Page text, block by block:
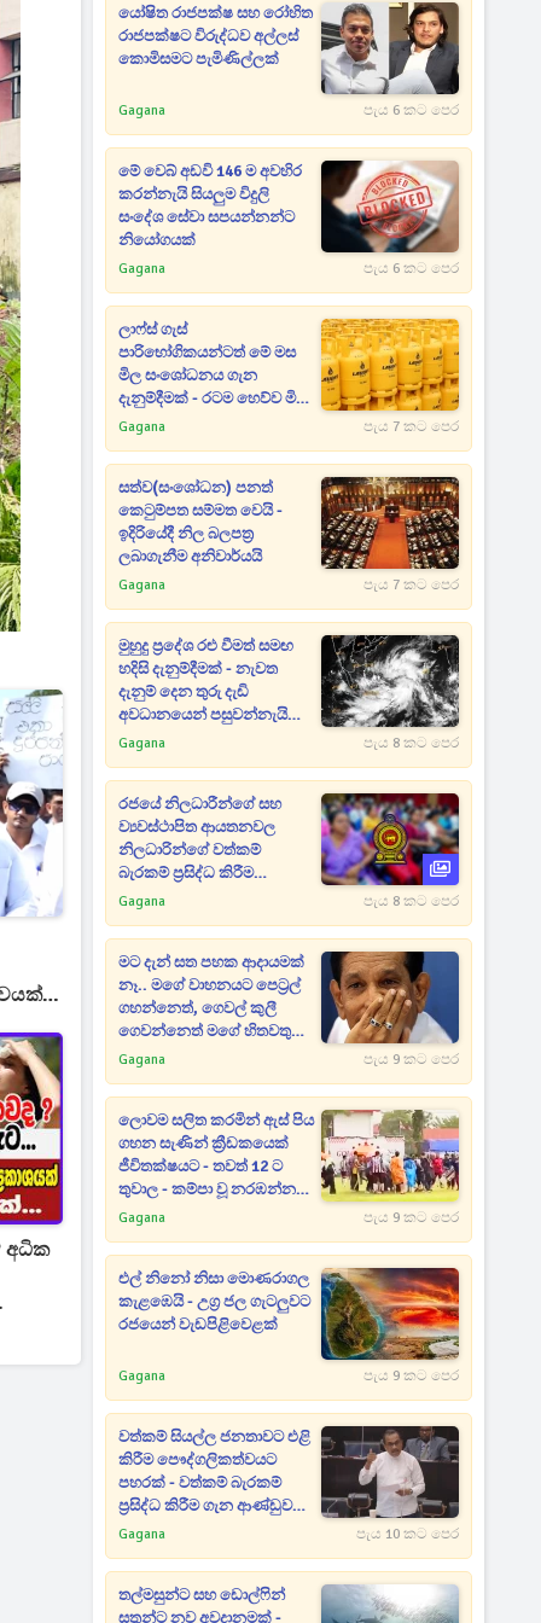
-
අධික
යෝෂිත රාජපක්ෂ සහ රෝහිත
රාජපක්ෂට විරුද්ධව අල්ලස්
කොමිසමට පැමිණිල්ලක්
Gagana පැය 6 කට පෙර
මේ වෙබ් අඩවි 146 ම අවහිර
කරන්නැයි සියලුම විදුලි
සංදේශ සේවා සපයන්නන්ට
නියෝගයක්
Gagana පැය 6 කට පෙර
ලාෆ්ස් ගැස්
පාරිභෝගිකයන්ටත් මේ මස
මිල සංශෝධනය ගැන
දැනුම්දීමක් - රටම හෙව්ව මිල
ගණන් මෙන්න
Gagana පැය 7 කට පෙර
සත්ව(සංශෝධන) පනත්
කෙටුම්පත සම්මත වෙයි -
ඉදිරියේදී නිල බලපත්‍ර
ලබාගැනීම අනිවාර්යයි
Gagana පැය 7 කට පෙර
මුහුදු ප්‍රදේශ රළු වීමත් සමඟ
හදිසි දැනුම්දීමක් - නැවත
දැනුම් දෙන තුරු දැඩි
අවධානයෙන් පසුවන්නැයි
දන්වයි
Gagana පැය 8 කට පෙර
රජයේ නිලධාරීන්ගේ සහ
ව්‍යවස්ථාපිත ආයතනවල
නිලධාරින්ගේ වත්කම්
බැරකම් ප්‍රසිද්ධ කිරීම
සම්බන්ධයෙන් සංශෝධනයක්
Gagana පැය 8 කට පෙර
මට දැන් සත පහක ආදායමක්
නෑ.. මගේ වාහනයට පෙට්‍රල්
ගහන්නෙත්, ගෙවල් කුලී
ගෙවන්නෙත් මගේ හිතවතුන්
- දේශපාලනේට ආවැයින් වූ
Gagana පැය 9 කට පෙර
ලොවම සලිත කරමින් ඇස් පිය
ගහන සැණින් ක්‍රීඩකයෙක්
ජීවිතක්ෂයට - තවත් 12 ට
තුවාල - කම්පා වූ නරඹන්නන්
සියලු දෙනා පිටියට දුවන් එයි
Gagana පැය 9 කට පෙර
එල් නිනෝ නිසා මොණරාගල
කැළඹෙයි - උග්‍ර ජල ගැටලුවට
රජයෙන් වැඩපිළිවෙළක්
Gagana පැය 9 කට පෙර
වත්කම් සියල්ල ජනතාවට එළි
කිරීම පෞද්ගලිකත්වයට
පහරක් - වත්කම් බැරකම්
ප්‍රසිද්ධ කිරීම ගැන ආණ්ඩුව
ගන්න යන අලුත්ම තීරණය
Gagana පැය 10 කට පෙර
තල්මසුන්ට සහ ඩොල්ෆින්
සතුන්ට නව අවදානමක් -